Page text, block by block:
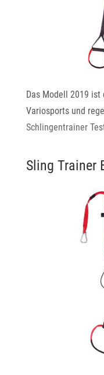
Das Modell 2019
Variosports und
Schlingentrainer
Sling Trainer